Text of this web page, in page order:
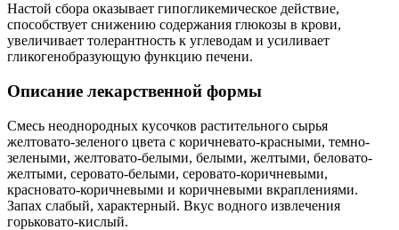
Настой сбора оказывает гипогликемическое действие,
способствует снижению содержания глюкозы в крови,
увеличивает толерантность к углеводам и усиливает
гликогенобразующую функцию печени.
Описание лекарственной формы
Смесь неоднородных кусочков растительного сырья
желтовато-зеленого цвета с коричневато-красными, темно-
зелеными, желтовато-белыми, белыми, желтыми, беловато-
желтыми, серовато-белыми, серовато-коричневыми,
красновато-коричневыми и коричневыми вкраплениями.
Запах слабый, характерный. Вкус водного извлечения
горьковато-кислый.